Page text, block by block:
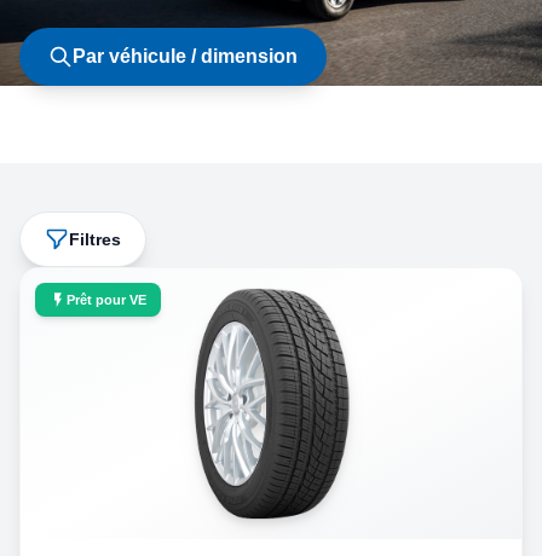
Par véhicule / dimension
Filtres
Prêt pour VE